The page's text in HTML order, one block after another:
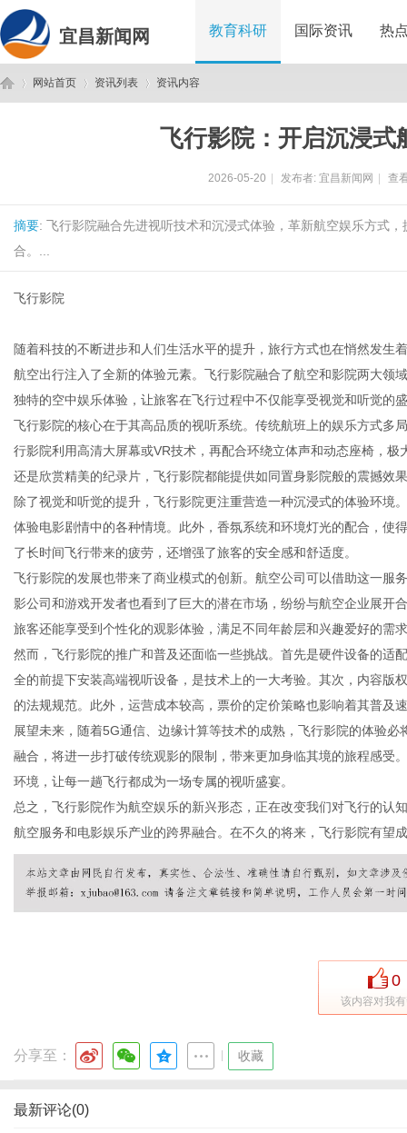
宜昌新闻网 教育科研 国际资讯 热
网站首页 资讯列表 资讯内容
飞行影院：开启沉浸式
2026-05-20 发布者: 宜昌新闻网 查
摘要: 飞行影院融合先进视听技术和沉浸式体验，革新航空娱乐方式
合。...
飞行影院
随着科技的不断进步和人们生活水平的提升，旅行方式也在悄然发生
航空出行注入了全新的体验元素。飞行影院融合了航空和影院两大领
独特的空中娱乐体验，让旅客在飞行过程中不仅能享受视觉和听觉的
飞行影院的核心在于其高品质的视听系统。传统航班上的娱乐方式多
行影院利用高清大屏幕或VR技术，再配合环绕立体声和动态座椅，
还是欣赏精美的纪录片，飞行影院都能提供如同置身影院般的震撼效
除了视觉和听觉的提升，飞行影院更注重营造一种沉浸式的体验环境
体验电影剧情中的各种情境。此外，香氛系统和环境灯光的配合，使
了长时间飞行带来的疲劳，还增强了旅客的安全感和舒适度。
飞行影院的发展也带来了商业模式的创新。航空公司可以借助这一服
影公司和游戏开发者也看到了巨大的潜在市场，纷纷与航空企业展开
旅客还能享受到个性化的观影体验，满足不同年龄层和兴趣爱好的需
然而，飞行影院的推广和普及还面临一些挑战。首先是硬件设备的适
全的前提下安装高端视听设备，是技术上的一大考验。其次，内容版
的法规规范。此外，运营成本较高，票价的定价策略也影响着其普及
展望未来，随着5G通信、边缘计算等技术的成熟，飞行影院的体验
融合，将进一步打破传统观影的限制，带来更加身临其境的旅程感受
环境，让每一趟飞行都成为一场专属的视听盛宴。
总之，飞行影院作为航空娱乐的新兴形态，正在改变我们对飞行的认
航空服务和电影娱乐产业的跨界融合。在不久的将来，飞行影院有望
0
该内容对我
分享至： 收藏
最新评论(0)